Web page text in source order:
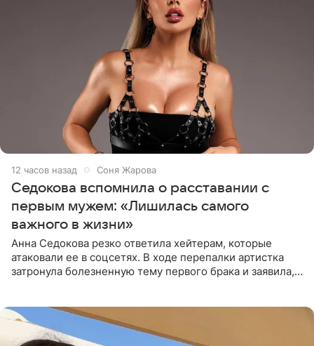
12 часов назад Соня Жарова
Седокова вспомнила о расставании с
первым мужем: «Лишилась самого
важного в жизни»
Анна Седокова резко ответила хейтерам, которые
атаковали ее в соцсетях. В ходе перепалки артистка
затронула болезненную тему первого брака и заявила,